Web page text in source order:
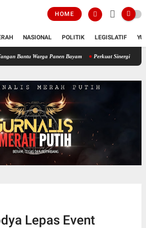
HOME
NASIONAL POLITIK LEGISLATIF
Wilayah, Babinsa Koramil 12/Tnp Turun Tangan
Lepas Event